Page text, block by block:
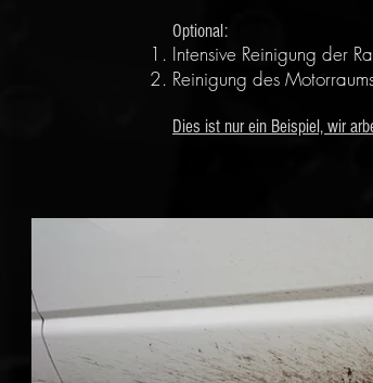
Optional:
Intensive Reinigung der
Reinigung des
Dies ist nur ein Beispiel, wir